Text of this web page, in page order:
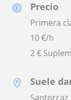
Precio
Primera
10€/h
2 €
Suele
Santorcaz